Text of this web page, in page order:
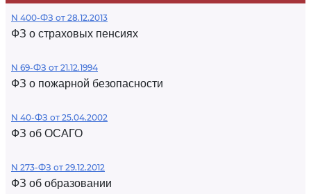
N 400-ФЗ от 28.12.2013
ФЗ о страховых пенсиях
N 69-ФЗ от 21.12.1994
ФЗ о пожарной безопасности
N 40-ФЗ от 25.04.2002
ФЗ об ОСАГО
N 273-ФЗ от 29.12.2012
ФЗ об образовании